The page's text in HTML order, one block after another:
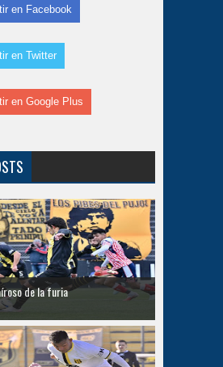
en Facebook
en Twitter
en Google Plus
de la furia